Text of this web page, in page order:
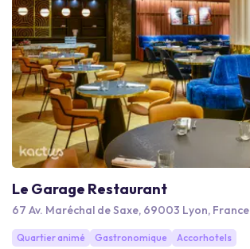
Le Garage Restaurant
67 Av. Maréchal de Saxe, 69003 Lyon, France
Quartier animé Gastronomique Accorhotels